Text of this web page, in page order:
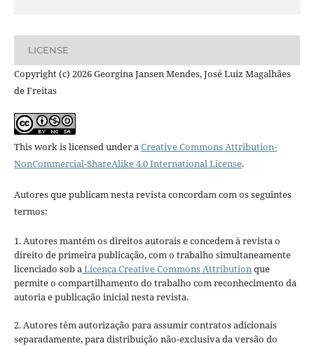
LICENSE
Copyright (c) 2026 Georgina Jansen Mendes, José Luiz Magalhães
de Freitas
This work is licensed under aCreative Commons Attribution-
NonCommercial-ShareAlike 4.0 International License.
Autores que publicam nesta revista concordam com os seguintes
termos:
1. Autores mantém os direitos autorais e concedem à revista o
direito de primeira publicação, com o trabalho simultaneamente
licenciado sob aLicença Creative Commons Attributionque
permite o compartilhamento do trabalho com reconhecimento da
autoria e publicação inicial nesta revista.
2. Autores têm autorização para assumir contratos adicionais
separadamente, para distribuição não-exclusiva da versão do